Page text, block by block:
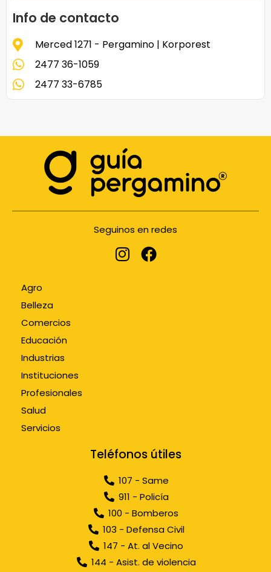
Info de contacto
Merced 1271 - Pergamino | Korporest
2477 36-1059
2477 33-6785
Seguinos en redes
Agro
Belleza
Comercios
Educación
Industrias
Instituciones
Profesionales
Salud
Servicios
Teléfonos útiles
107 - Same
911 - Policía
100 - Bomberos
103 - Defensa Civil
147 - At. al Vecino
144 - Asist. de violencia